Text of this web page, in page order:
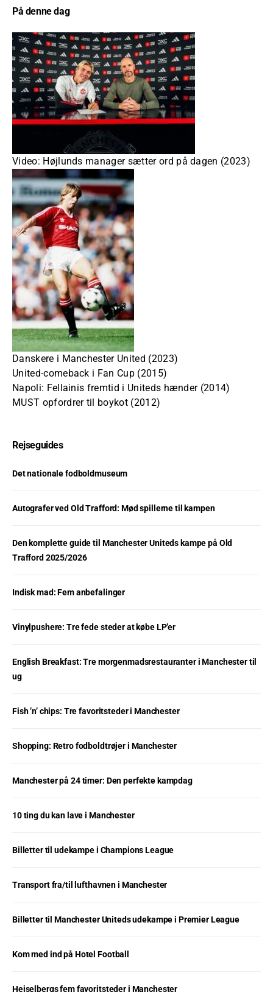
På denne dag
Video: Højlunds manager sætter ord på dagen (2023)
Danskere i Manchester United (2023)
United-comeback i Fan Cup (2015)
Napoli: Fellainis fremtid i Uniteds hænder (2014)
MUST opfordrer til boykot (2012)
Rejseguides
Det nationale fodboldmuseum
Autografer ved Old Trafford: Mød spillerne til kampen
Den komplette guide til Manchester Uniteds kampe på Old
Trafford 2025/2026
Indisk mad: Fem anbefalinger
Vinylpushere: Tre fede steder at købe LP’er
English Breakfast: Tre morgenmadsrestauranter i Manchester til
ug
Fish ’n’ chips: Tre favoritsteder i Manchester
Shopping: Retro fodboldtrøjer i Manchester
Manchester på 24 timer: Den perfekte kampdag
10 ting du kan lave i Manchester
Billetter til udekampe i Champions League
Transport fra/til lufthavnen i Manchester
Billetter til Manchester Uniteds udekampe i Premier League
Kom med ind på Hotel Football
Heiselbergs fem favoritsteder i Manchester